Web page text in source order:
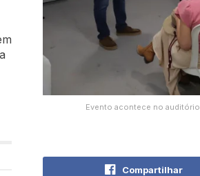
Evento acontece no
Compartilhar